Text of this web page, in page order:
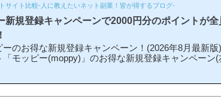
サイト比較-人に教えたいネット副業！皆が得するブログ-
新規登録キャンペーンで2000円分のポイントが全
のお得な新規登録キャンペーン！(2026年8月最新版
「モッピー(moppy)」のお得な新規登録キャンペーン(
は「モッピーに新規登録(無料)して簡単な条件を満た